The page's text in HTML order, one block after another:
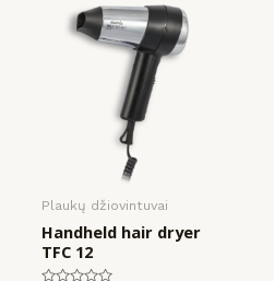
Plaukų džiovintuvai
Handheld hair dryer
TFC 12